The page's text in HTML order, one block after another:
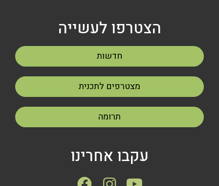
הצטרפו לעשייה
חדשות
מצטרפים לתכנית
תרומה
עקבו אחרינו